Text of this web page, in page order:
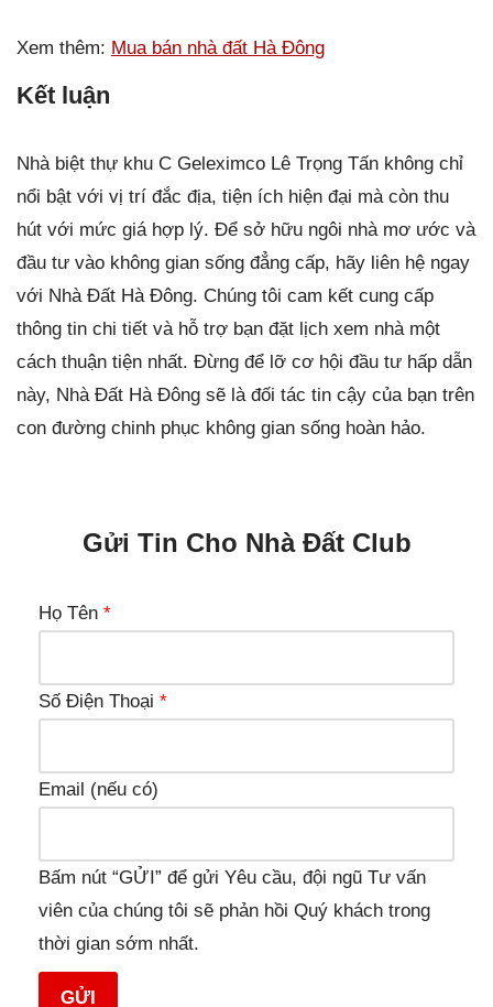
Xem thêm: Mua bán nhà đất Hà Đông
Kết luận
Nhà biệt thự khu C Geleximco Lê Trọng Tấn không chỉ
nổi bật với vị trí đắc địa, tiện ích hiện đại mà còn thu
hút với mức giá hợp lý. Để sở hữu ngôi nhà mơ ước và
đầu tư vào không gian sống đẳng cấp, hãy liên hệ ngay
với Nhà Đất Hà Đông. Chúng tôi cam kết cung cấp
thông tin chi tiết và hỗ trợ bạn đặt lịch xem nhà một
cách thuận tiện nhất. Đừng để lỡ cơ hội đầu tư hấp dẫn
này, Nhà Đất Hà Đông sẽ là đối tác tin cậy của bạn trên
con đường chinh phục không gian sống hoàn hảo.
Gửi Tin Cho Nhà Đất Club
Họ Tên *
Số Điện Thoại *
Email (nếu có)
Bấm nút “GỬI” để gửi Yêu cầu, đội ngũ Tư vấn
viên của chúng tôi sẽ phản hồi Quý khách trong
thời gian sớm nhất.
GỬI